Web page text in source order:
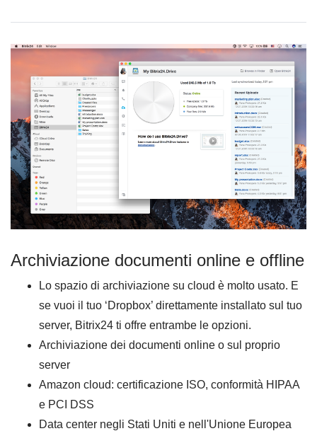
Archiviazione documenti online e offline
Lo spazio di archiviazione su cloud è molto usato. E
se vuoi il tuo ‘Dropbox’ direttamente installato sul tuo
server, Bitrix24 ti offre entrambe le opzioni.
Archiviazione dei documenti online o sul proprio
server
Amazon cloud: certificazione ISO, conformità HIPAA
e PCI DSS
Data center negli Stati Uniti e nell'Unione Europea